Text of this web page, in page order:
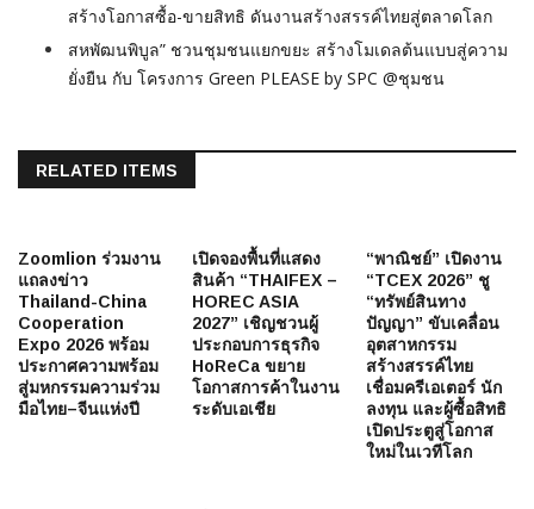
สร้างโอกาสซื้อ-ขายสิทธิ ดันงานสร้างสรรค์ไทยสู่ตลาดโลก
สหพัฒนพิบูล” ชวนชุมชนแยกขยะ สร้างโมเดลต้นแบบสู่ความ
ยั่งยืน กับ โครงการ Green PLEASE by SPC @ชุมชน
RELATED ITEMS
Zoomlion ร่วมงาน
แถลงข่าว
Thailand-China
Cooperation
Expo 2026 พร้อม
ประกาศความพร้อม
สู่มหกรรมความร่วม
มือไทย–จีนแห่งปี
เปิดจองพื้นที่แสดง
สินค้า “THAIFEX –
HOREC ASIA
2027” เชิญชวนผู้
ประกอบการธุรกิจ
HoReCa ขยาย
โอกาสการค้าในงาน
ระดับเอเชีย
“พาณิชย์” เปิดงาน
“TCEX 2026” ชู
“ทรัพย์สินทาง
ปัญญา” ขับเคลื่อน
อุตสาหกรรม
สร้างสรรค์ไทย
เชื่อมครีเอเตอร์ นัก
ลงทุน และผู้ซื้อสิทธิ
เปิดประตูสู่โอกาส
ใหม่ในเวทีโลก